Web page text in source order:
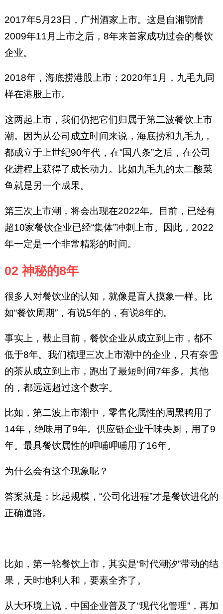
2017年5月23日，广州酒家上市。这是自湘鄂情
2009年11月上市之后，8年来首家成功过会的餐饮
企业。
2018年，海底捞港股上市；2020年1月，九毛九同
样在港股上市。
这两起上市，我们仍把它们归属于第二波餐饮上市
潮。因为从公司成立时间来说，海底捞和九毛九，
都成立于上世纪90年代，在“国八条”之后，在公司
化进程上获得了成长动力。比如九毛九的太二酸菜
鱼就是另一个成果。
第三次上市潮，将会出现在2022年。目前，已经有
超10家餐饮企业已经“集体”冲刺上市。因此，2022
年一定是一个非常精彩的时间。
02 神秘的8年
很多人对餐饮业的认知，就像是盲人摸象一样。比
如“餐饮周期”，有说5年的，有说8年的。
事实上，截止目前，餐饮企业从成立到上市，都不
低于8年。我们梳理三次上市潮中的企业，只有奈雪
的茶从成立到上市，跑出了最短时间7年多。其他
的，都远远超过这个数字。
比如，第二波上市潮中，零售化属性的周黑鸭用了
14年，绝味用了9年。供应链企业千味央厨，用了9
年。最具餐饮属性的呷哺呷哺用了16年。
为什么会有这个现象呢？
答案就是：比起规模，“公司化进程”才是餐饮进化的
正确道路。
比如，第一轮餐饮上市，其实是“时代潮汐”带动的结
果，天时地利人和，要素全齐了。
从大环境上说，中国企业普及了“现代化管理”，再加